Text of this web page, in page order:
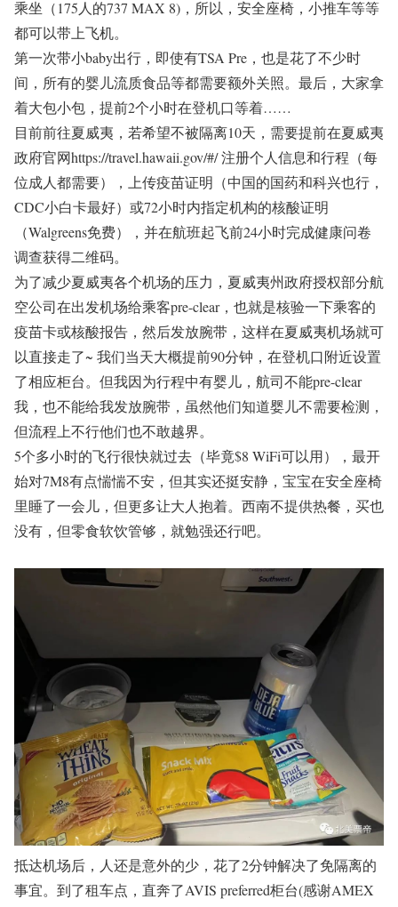
乘坐（175人的737 MAX 8)，所以，安全座椅，小推车等等
都可以带上飞机。
第一次带小baby出行，即使有TSA Pre，也是花了不少时
间，所有的婴儿流质食品等都需要额外关照。最后，大家拿
着大包小包，提前2个小时在登机口等着……
目前前往夏威夷，若希望不被隔离10天，需要提前在夏威夷
政府官网https://travel.hawaii.gov/#/ 注册个人信息和行程（每
位成人都需要），上传疫苗证明（中国的国药和科兴也行，
CDC小白卡最好）或72小时内指定机构的核酸证明
（Walgreens免费），并在航班起飞前24小时完成健康问卷
调查获得二维码。
为了减少夏威夷各个机场的压力，夏威夷州政府授权部分航
空公司在出发机场给乘客pre-clear，也就是核验一下乘客的
疫苗卡或核酸报告，然后发放腕带，这样在夏威夷机场就可
以直接走了~ 我们当天大概提前90分钟，在登机口附近设置
了相应柜台。但我因为行程中有婴儿，航司不能pre-clear
我，也不能给我发放腕带，虽然他们知道婴儿不需要检测，
但流程上不行他们也不敢越界。
5个多小时的飞行很快就过去（毕竟$8 WiFi可以用），最开
始对7M8有点惴惴不安，但其实还挺安静，宝宝在安全座椅
里睡了一会儿，但更多让大人抱着。西南不提供热餐，买也
没有，但零食软饮管够，就勉强还行吧。
抵达机场后，人还是意外的少，花了2分钟解决了免隔离的
事宜。到了租车点，直奔了AVIS preferred柜台(感谢AMEX